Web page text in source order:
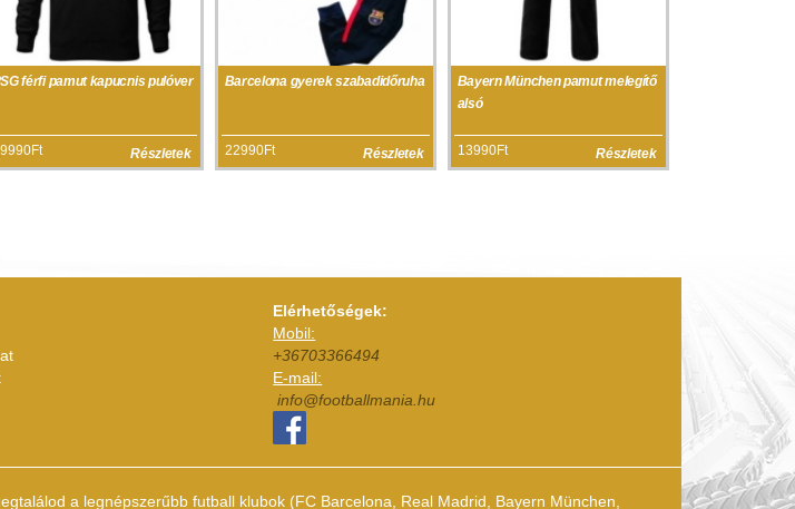
férfi pamut kapucnis pulóver
Részletek
Barcelona gyerek szabadidőruha
22990Ft Részletek
Bayern München pamut melegítő
alsó
13990Ft Részletek
Elérhetőségek:
Mobil:
+36703366494
E-mail:
info@footballmania.hu
a legnépszerűbb futball klubok (FC Barcelona, Real Madrid, Bayern München,